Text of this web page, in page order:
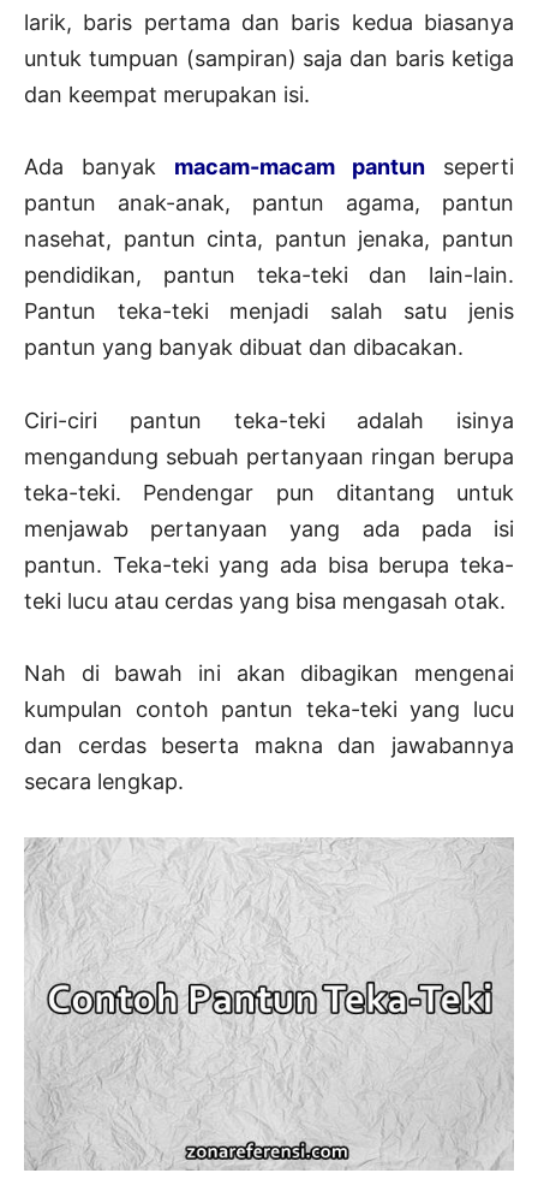
larik, baris pertama dan baris kedua biasanya
untuk tumpuan (sampiran) saja dan baris ketiga
dan keempat merupakan isi.
Ada banyak macam-macam pantun seperti
pantun anak-anak, pantun agama, pantun
nasehat, pantun cinta, pantun jenaka, pantun
pendidikan, pantun teka-teki dan lain-lain.
Pantun teka-teki menjadi salah satu jenis
pantun yang banyak dibuat dan dibacakan.
Ciri-ciri pantun teka-teki adalah isinya
mengandung sebuah pertanyaan ringan berupa
teka-teki. Pendengar pun ditantang untuk
menjawab pertanyaan yang ada pada isi
pantun. Teka-teki yang ada bisa berupa teka-
teki lucu atau cerdas yang bisa mengasah otak.
Nah di bawah ini akan dibagikan mengenai
kumpulan contoh pantun teka-teki yang lucu
dan cerdas beserta makna dan jawabannya
secara lengkap.